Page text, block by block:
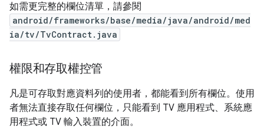
如需更完整的欄位清單，請參閱
android/frameworks/base/media/java/android/med
ia/tv/TvContract.java
權限和存取權控管
凡是可存取對應資料列的使用者，都能看到所有欄位。使用
者無法直接存取任何欄位，只能看到 TV 應用程式、系統應
用程式或 TV 輸入裝置的介面。